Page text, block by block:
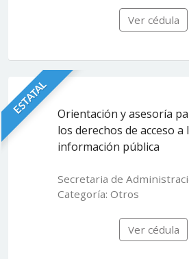
Ver cédula
ESTATAL Orientación y asesoría
los derechos de acceso a
información pública
Secretaria de
Categoría: Otros
Ver cédula